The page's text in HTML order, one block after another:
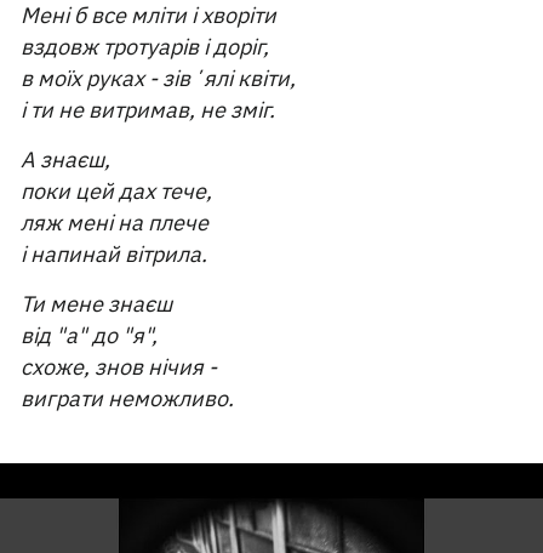
Мені б все мліти і хворіти
вздовж тротуарів і доріг,
в моїх руках - зівʼялі квіти,
і ти не витримав, не зміг.
А знаєш,
поки цей дах тече,
ляж мені на плече
і напинай вітрила.
Ти мене знаєш
від "а" до "я",
схоже, знов нічия -
виграти неможливо.